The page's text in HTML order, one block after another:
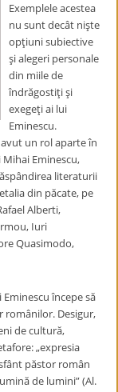
Exemplele acestea
nu sunt decât nişte
opţiuni subiective
şi alegeri personale
din miile de
îndrăgostiţi şi
exegeţi ai lui
Eminescu.
un rol aparte în
Eminescu,
literaturii
din păcate, pe
Alberti,
Iuri
Quasimodo,
începe să
românilor. Desigur,
de cultură,
„expresia
păstor român
de lumini” (Al.